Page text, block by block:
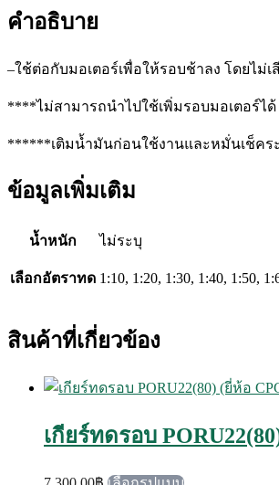
ชิ้น
คำอธิบาย
–ใช้ต่อกับมอเตอร์เพื่อให้รอบช้าลง โดยไม่เ
****ไม่สามารถนำไปใช้เพิ่มรอบมอเตอร์ได้
******เติมน้ำมันก่อนใช้งานและหมั่นเช็ค
ข้อมูลเพิ่มเติม
น้ำหนัก ไม่ระบุ
เลือกอัตราทด 1:10, 1:20, 1:30, 1:40, 1:50,
สินค้าที่เกี่ยวข้อง
เกียร์ทดรอบ
This